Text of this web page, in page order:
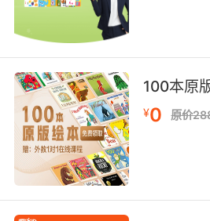
100本原
¥0 原价